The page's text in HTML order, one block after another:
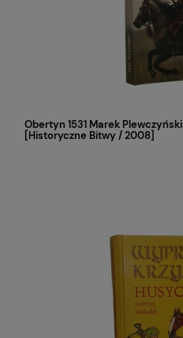
Obertyn 1531 Marek Plewczyński
[Historyczne Bitwy / 2008]